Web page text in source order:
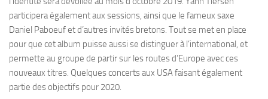
participera également aux sessions, ainsi que le fameux saxe
Daniel Paboeuf et d’autres invités bretons. Tout se met en place
pour que cet album puisse aussi se distinguer à l’international, et
permette au groupe de partir sur les routes d’Europe avec ces
nouveaux titres. Quelques concerts aux USA faisant également
partie des objectifs pour 2020.